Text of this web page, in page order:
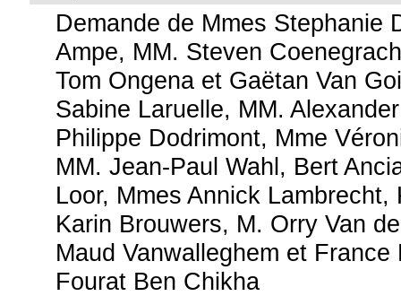
Demande de Mmes Stephanie
Ampe, MM. Steven
Tom Ongena et Gaëtan Van
Sabine Laruelle, MM.
Philippe Dodrimont, Mme
MM. Jean-Paul Wahl, Bert
Loor, Mmes Annick
Karin Brouwers, M. Orry Van
Maud Vanwalleghem et France
Fourat Ben Chikha